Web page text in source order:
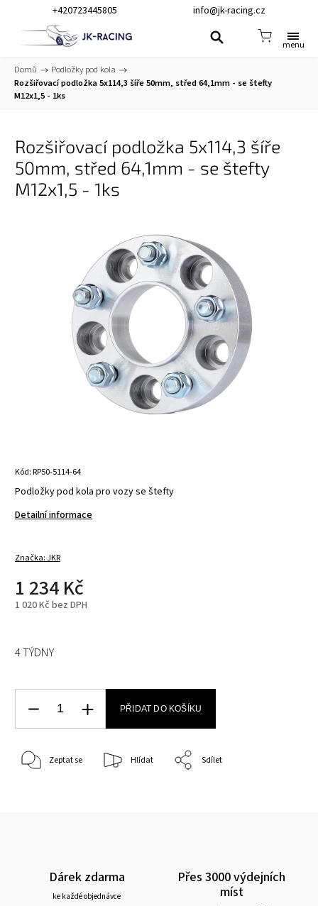
+420723445805 info@jk-racing.cz
Domů / Podložky pod kola /
Rozšiřovací podložka 5x114,3 šíře 50mm, střed 64,1mm - se štefty
M12x1,5 - 1ks
Rozšiřovací podložka 5x114,3 šíře
50mm, střed 64,1mm - se štefty
M12x1,5 - 1ks
Kód:RP50-5114-64
Podložky pod kola pro vozy se štefty
Detailní informace
Značka:JKR
1 234 Kč
1 020 Kč bez DPH
4 TÝDNY
PŘIDAT DO KOŠÍKU
Zeptat se Hlídat Sdílet
Dárek zdarma
ke každé objednávce
Přes 3000 výdejních
míst